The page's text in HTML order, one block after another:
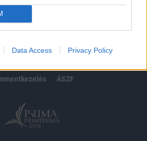
Data Access Privacy Policy
© 2026 Portfolio
jogi nyilatkozat
süti beállítások
ÁSZF